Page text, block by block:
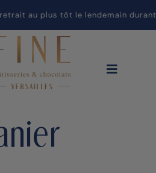
retrait au plus tôt le lendemain